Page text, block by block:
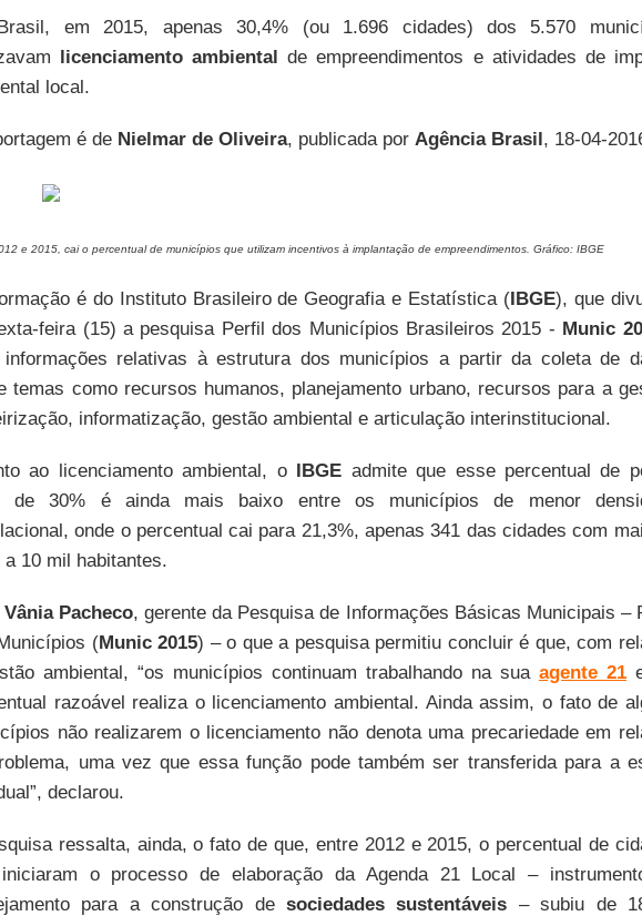
em 2015, apenas 30,4% (ou 1.696 cidades) dos 5.570
licenciamento ambiental de empreendimentos e atividades de
local.
é de Nielmar de Oliveira, publicada por Agência Brasil, 18-04-
e 2015, cai o percentual de municípios que utilizam incentivos à implantação de empreendimentos. Gráfico: IBGE
é do Instituto Brasileiro de Geografia e Estatística (IBGE), que
feira (15) a pesquisa Perfil dos Municípios Brasileiros 2015 - Munic
relativas à estrutura dos municípios a partir da coleta de
temas como recursos humanos, planejamento urbano, recursos para a
informatização, gestão ambiental e articulação interinstitucional.
ao licenciamento ambiental, o IBGE admite que esse percentual de
de 30% é ainda mais baixo entre os municípios de menor
onde o percentual cai para 21,3%, apenas 341 das cidades com
a 10 mil habitantes.
Vânia Pacheco, gerente da Pesquisa de Informações Básicas Municipais –
(Munic 2015) – o que a pesquisa permitiu concluir é que, com
ambiental, “os municípios continuam trabalhando na sua agente 21
razoável realiza o licenciamento ambiental. Ainda assim, o fato de
não realizarem o licenciamento não denota uma precariedade em
uma vez que essa função pode também ser transferida para a
declarou.
ressalta, ainda, o fato de que, entre 2012 e 2015, o percentual de
o processo de elaboração da Agenda 21 Local –
para a construção de sociedades sustentáveis – subiu de